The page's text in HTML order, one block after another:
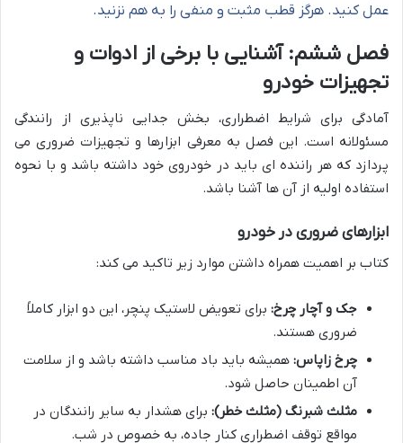
عمل کنید. هرگز قطب مثبت و منفی را به هم نزنید.
فصل ششم: آشنایی با برخی از ادوات و
تجهیزات خودرو
آمادگی برای شرایط اضطراری، بخش جدایی ناپذیری از رانندگی
مسئولانه است. این فصل به معرفی ابزارها و تجهیزات ضروری می
پردازد که هر راننده ای باید در خودروی خود داشته باشد و با نحوه
استفاده اولیه از آن ها آشنا باشد.
ابزارهای ضروری در خودرو
کتاب بر اهمیت همراه داشتن موارد زیر تاکید می کند:
جک و آچار چرخ: برای تعویض لاستیک پنچر، این دو ابزار کاملاً
ضروری هستند.
چرخ زاپاس: همیشه باید باد مناسب داشته باشد و از سلامت
آن اطمینان حاصل شود.
مثلث شبرنگ (مثلث خطر): برای هشدار به سایر رانندگان در
مواقع توقف اضطراری کنار جاده، به خصوص در شب.